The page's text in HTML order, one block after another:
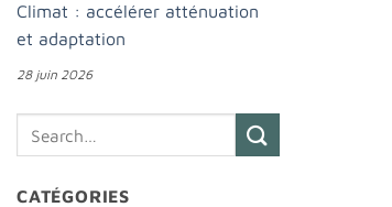
Climat : accélérer atténuation
et adaptation
28 juin 2026
CATÉGORIES